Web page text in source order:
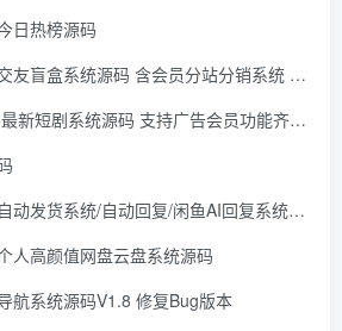
日热榜源码
盲盒系统源码 含会员分站分销系统 可易支付
短剧系统源码 支持广告会员功能齐全短剧源码
动发货系统/自动回复/闲鱼AI回复系统源码
人高颜值网盘云盘系统源码
航系统源码V1.8 修复Bug版本